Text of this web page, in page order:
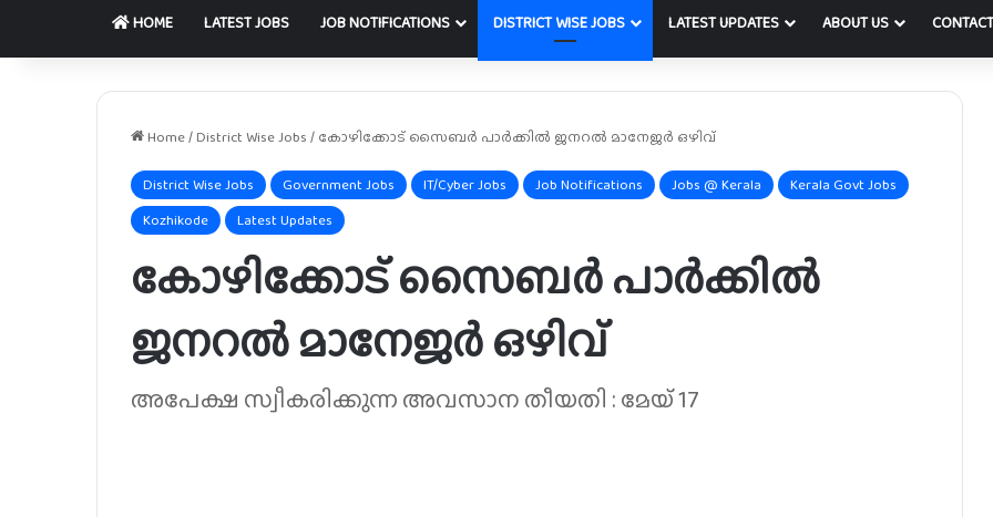
HOME LATEST JOBS JOB NOTIFICATIONS DISTRICT WISE JOBS LATEST UPDATES ABOUT US
Home/ District Wise Jobs / കോഴിക്കോട് സൈബർ പാർക്കിൽ ജനറൽ മാനേജർ ഒഴിവ്
District Wise Jobs Government Jobs IT/Cyber Jobs Job Notifications Jobs @ Kerala
Kerala Govt Jobs
Kozhikode
Latest Updates
കോഴിക്കോട് സൈബർ പാർക്കിൽ
ജനറൽ മാനേജർ ഒഴിവ്
അപേക്ഷ സ്വീകരിക്കുന്ന അവസാന തീയതി : മേയ് 17